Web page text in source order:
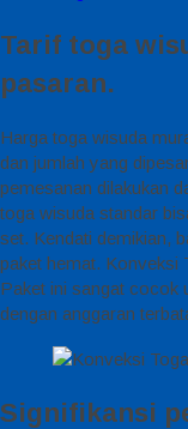
Tarif toga
pasaran.
Harga toga wisuda
dan jumlah yang
pemesanan dilakukan
toga wisuda standar
set. Kendati demikian,
paket hemat. Konveksi
Paket ini sangat cocok
dengan anggaran
Signifikansi